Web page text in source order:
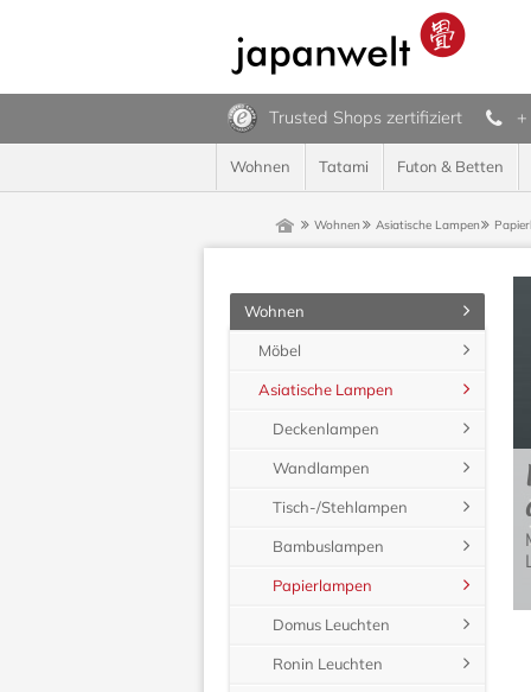
Trusted Shops zertifiziert
Wohnen Tatami Futon & Betten
Wohnen Asiatische Lampen
Wohnen
Möbel
Asiatische Lampen
Deckenlampen
Wandlampen
Tisch-/Stehlampen
Bambuslampen
Papierlampen
Domus Leuchten
Ronin Leuchten